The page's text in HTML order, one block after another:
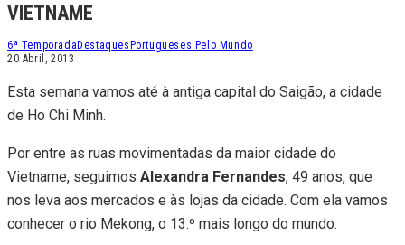
VIETNAME
6ª Temporada Destaques Portugueses Pelo Mundo
20 Abril, 2013
Esta semana vamos até à antiga capital do Saigão, a cidade
de Ho Chi Minh.
Por entre as ruas movimentadas da maior cidade do
Vietname, seguimos Alexandra Fernandes, 49 anos, que
nos leva aos mercados e às lojas da cidade. Com ela vamos
conhecer o rio Mekong, o 13.º mais longo do mundo.